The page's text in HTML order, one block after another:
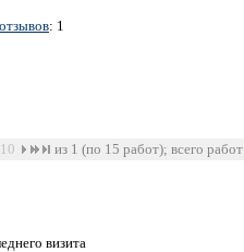
отзывов: 1
10 из 1 (по 15 работ); всего работ
визита